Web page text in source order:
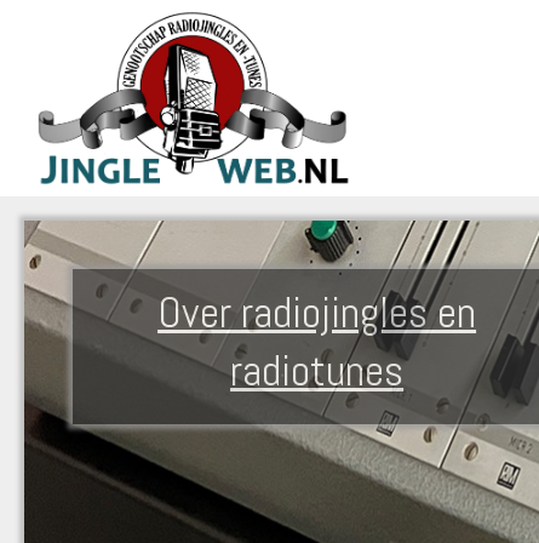
Over radiojingles en
radiotunes